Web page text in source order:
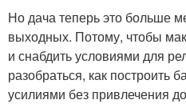
Но дача теперь это больше
выходных. Потому, чтобы
и снабдить условиями для
разобраться, как построить
усилиями без привлечения